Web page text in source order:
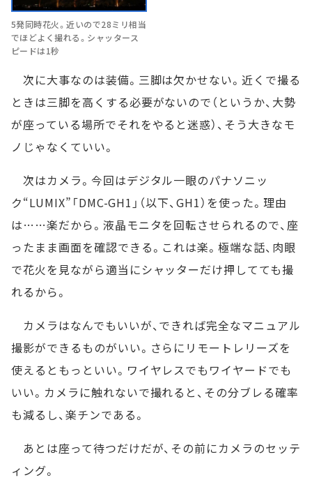
5発同時花火。近いので28ミリ相当
でほどよく撮れる。シャッタース
ピードは1秒
次に大事なのは装備。三脚は欠かせない。近くで撮る
ときは三脚を高くする必要がないので（というか、大勢
が座っている場所でそれをやると迷惑）、そう大きなモ
ノじゃなくていい。
次はカメラ。今回はデジタル一眼のパナソニッ
ク“LUMIX”「DMC-GH1」（以下、GH1）を使った。理由
は……楽だから。液晶モニタを回転させられるので、座
ったまま画面を確認できる。これは楽。極端な話、肉眼
で花火を見ながら適当にシャッターだけ押してても撮
れるから。
カメラはなんでもいいが、できれば完全なマニュアル
撮影ができるものがいい。さらにリモートレリーズを
使えるともっといい。ワイヤレスでもワイヤードでも
いい。カメラに触れないで撮れると、その分ブレる確率
も減るし、楽チンである。
あとは座って待つだけだが、その前にカメラのセッテ
ィング。